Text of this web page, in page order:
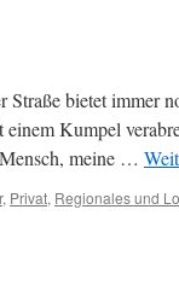
Straße bietet immer
Kumpel
meine …
, Privat, Regionales und